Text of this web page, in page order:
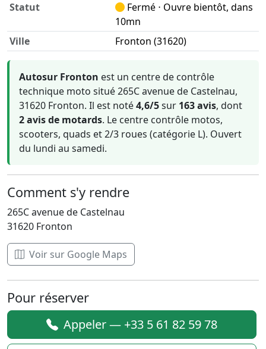
Informations clés sur Autosur Fronton
Statut
Fermé ⋅ Ouvre bientôt, dans
10mn
Ville
Fronton (31620)
Autosur Fronton est un centre de contrôle
technique moto situé 265C avenue de Castelnau,
31620 Fronton. Il est noté4,6/5sur 163 avis, dont
2 avis de motards. Le centre contrôle motos,
scooters, quads et 2/3 roues (catégorie L). Ouvert
du lundi au samedi.
Comment s'y rendre
265C avenue de Castelnau
31620 Fronton
Voir sur Google Maps
Pour réserver
Appeler — +33 5 61 82 59 78